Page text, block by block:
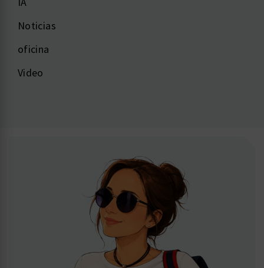
Noticias
oficina
Video